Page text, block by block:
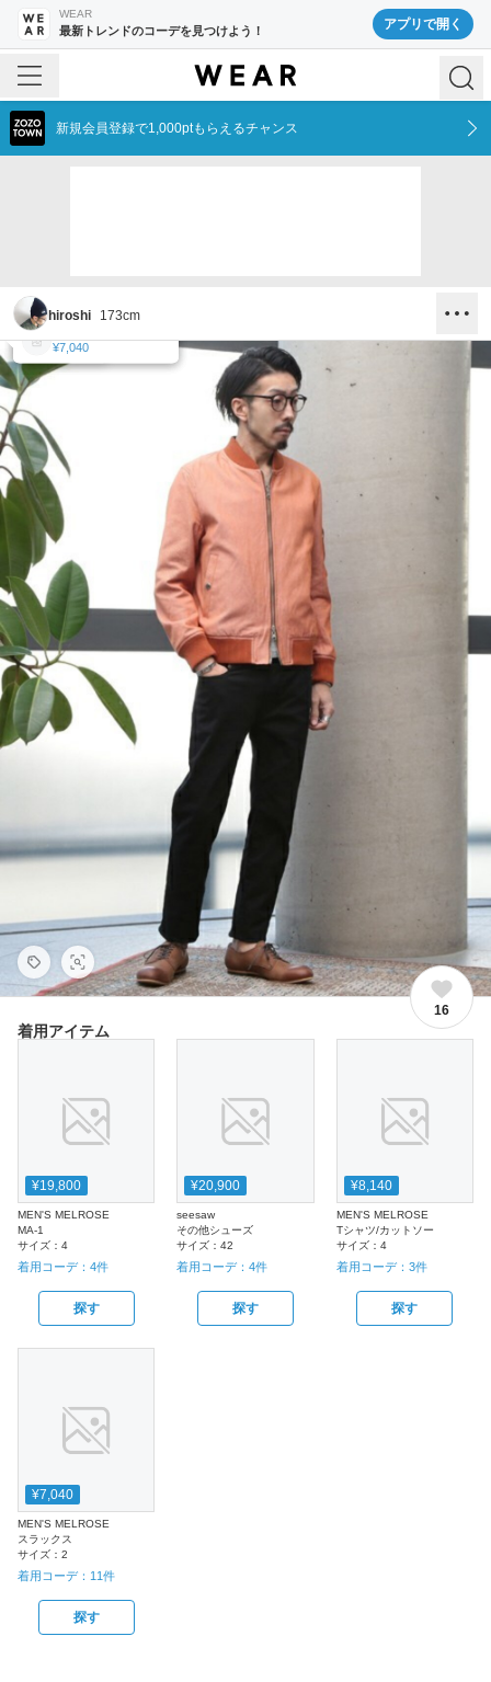
WEAR
最新トレンドのコーデを見つけよう！ アプリで開く
新規会員登録で1,000ptもらえるチャンス
hiroshi 173cm
¥19,800
¥20,900
¥8,140
¥7,040
16
着用アイテム
¥19,800
MEN'S MELROSE
MA-1
サイズ： 4
着用コーデ： 4件
探す
¥20,900
seesaw
その他シューズ
サイズ：42
着用コーデ：4件
探す
¥8,140
MEN'S MELROSE
Tシャツ/カットソー
サイズ： 4
着用コーデ： 3件
探す
¥7,040
MEN'S MELROSE
スラックス
サイズ： 2
着用コーデ： 11件
探す